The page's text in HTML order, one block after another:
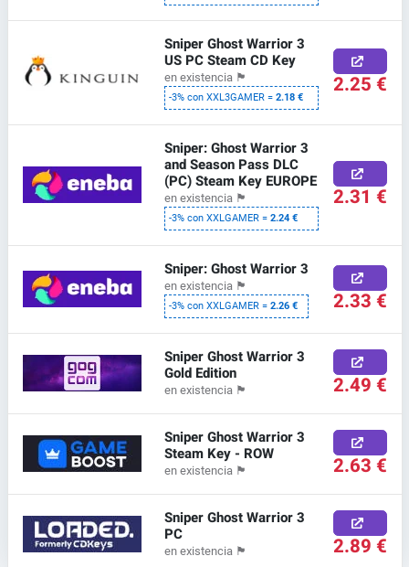
Sniper Ghost Warrior 3
US PC Steam CD Key
en existencia 🏴
-3% con XXL3GAMER =2.18 € 2.25 €
Sniper: Ghost Warrior 3
and Season Pass DLC
(PC) Steam Key EUROPE
en existencia 🏴
-3% con XXLGAMER =2.24 €
2.31 €
Sniper: Ghost Warrior 3
en existencia 🏴
-3% con XXLGAMER =2.26 € 2.33 €
Sniper Ghost Warrior 3
Gold Edition
en existencia 🏴 2.49 €
Sniper Ghost Warrior 3
Steam Key - ROW
en existencia 🏴 2.63 €
Sniper Ghost Warrior 3
PC
en existencia 🏴 2.89 €